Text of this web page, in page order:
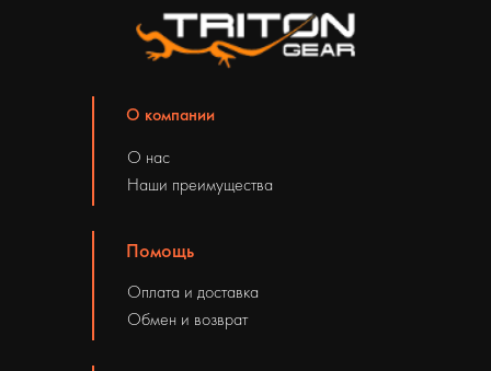
О компании
О нас
Наши преимущества
Помощь
Оплата и доставка
Обмен и возврат